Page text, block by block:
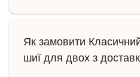
Як замовити
шиї для двох з